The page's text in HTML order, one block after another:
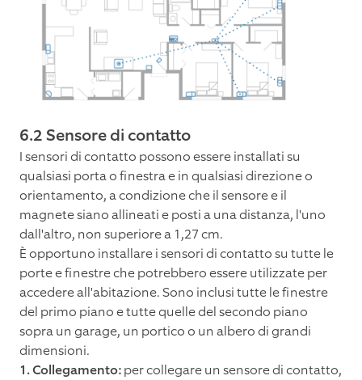
6.2 Sensore di contatto
I sensori di contatto possono essere installati su
qualsiasi porta o finestra e in qualsiasi direzione o
orientamento, a condizione che il sensore e il
magnete siano allineati e posti a una distanza, l'uno
dall'altro, non superiore a 1,27 cm.
È opportuno installare i sensori di contatto su tutte le
porte e finestre che potrebbero essere utilizzate per
accedere all'abitazione. Sono inclusi tutte le finestre
del primo piano e tutte quelle del secondo piano
sopra un garage, un portico o un albero di grandi
dimensioni.
1. Collegamento:per collegare un sensore di contatto,